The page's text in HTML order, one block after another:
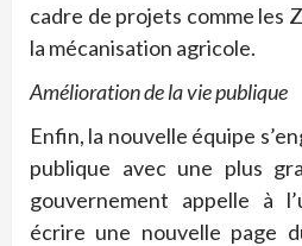
cadre de projets comme les
la mécanisation agricole.
Amélioration de la vie publique
Enfin, la nouvelle équipe
publique avec une plus
gouvernement appelle à
écrire une nouvelle page